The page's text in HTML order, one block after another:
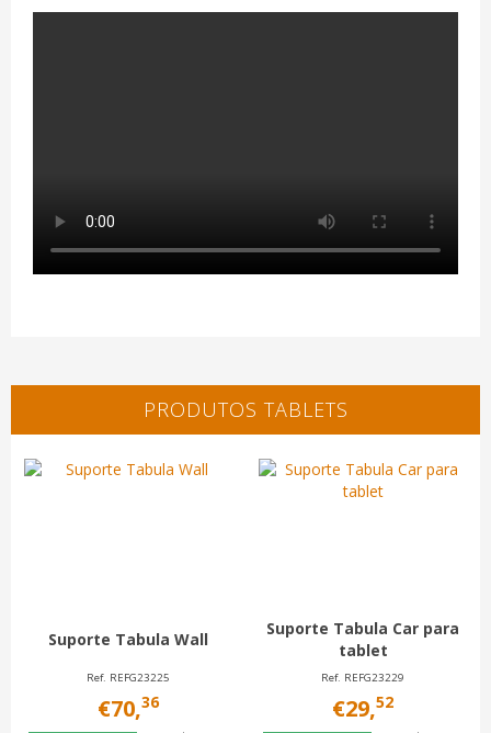
PRODUTOS TABLETS
Suporte Tabula Wall
Ref. REFG23225
€70,36
Suporte Tabula Car para
tablet
Ref. REFG23229
€29,52